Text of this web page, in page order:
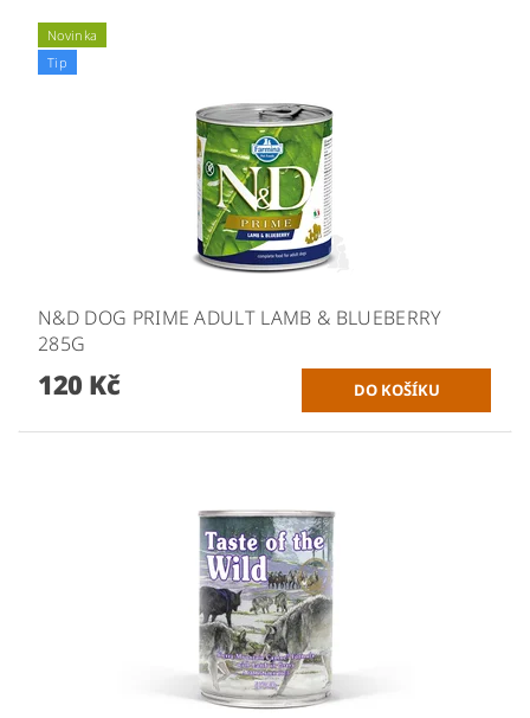
Novinka
Tip
N&D DOG PRIME ADULT LAMB & BLUEBERRY
285G
120 Kč